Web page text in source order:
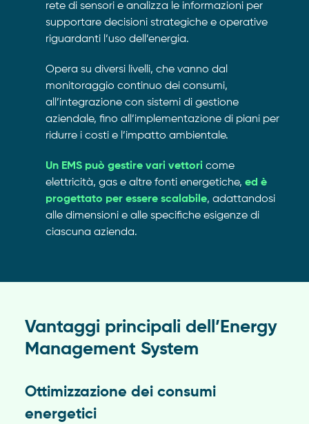
rete di sensori e analizza le informazioni per
supportare decisioni strategiche e operative
riguardanti l’uso dell’energia.
Opera su diversi livelli, che vanno dal
monitoraggio continuo dei consumi,
all’integrazione con sistemi di gestione
aziendale, fino all’implementazione di piani per
ridurre i costi e l’impatto ambientale.
Un EMS può gestire vari vettori come
elettricità, gas e altre fonti energetiche, ed è
progettato per essere scalabile, adattandosi
alle dimensioni e alle specifiche esigenze di
ciascuna azienda.
Vantaggi principali dell’Energy
Management System
Ottimizzazione dei consumi
energetici